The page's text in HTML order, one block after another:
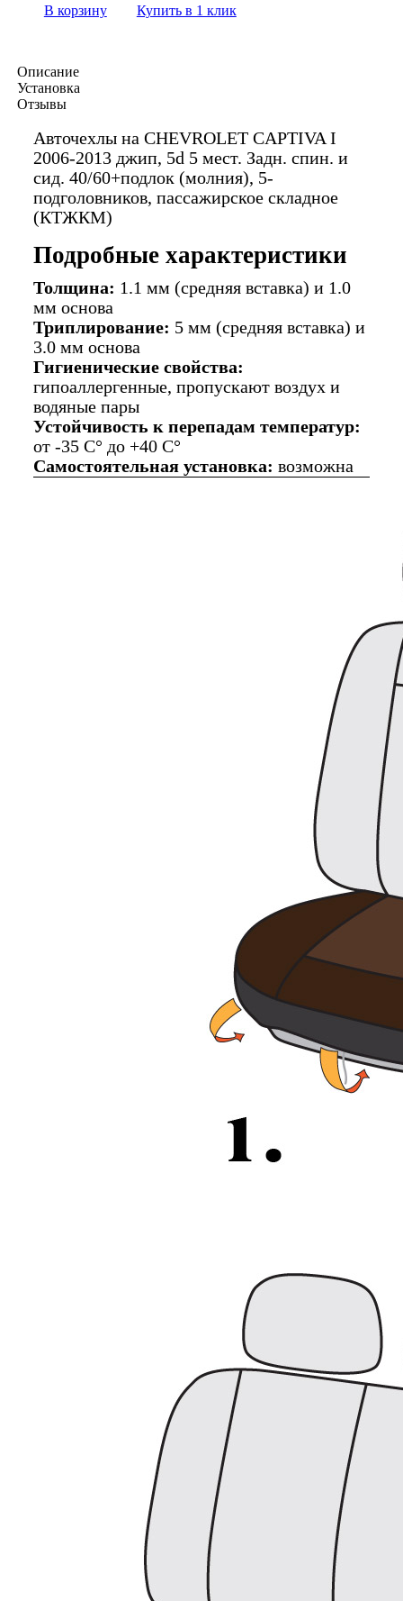
В корзину Купить в 1 клик
Описание
Установка
Отзывы
Авточехлы на CHEVROLET CAPTIVA I
2006-2013 джип, 5d 5 мест. Задн. спин. и
сид. 40/60+подлок (молния), 5-
подголовников, пассажирское складное
(КТЖКМ)
Подробные характеристики
Толщина: 1.1 мм (средняя вставка) и 1.0
мм основа
Триплирование: 5 мм (средняя вставка) и
3.0 мм основа
Гигиенические свойства:
гипоаллергенные, пропускают воздух и
водяные пары
Устойчивость к перепадам температур:
от -35 C° до +40 C°
Самостоятельная установка: возможна